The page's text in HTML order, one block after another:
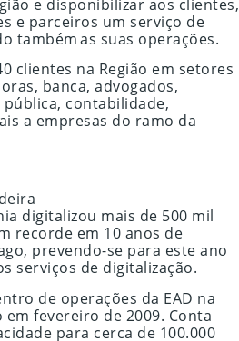
e disponibilizar aos clientes,
e parceiros um serviço de
também as suas operações.
clientes na Região em setores
banca, advogados,
contabilidade,
a empresas do ramo da
digitalizou mais de 500 mil
recorde em 10 anos de
prevendo-se para este ano
serviços de digitalização.
de operações da EAD na
fevereiro de 2009. Conta
para cerca de 100.000